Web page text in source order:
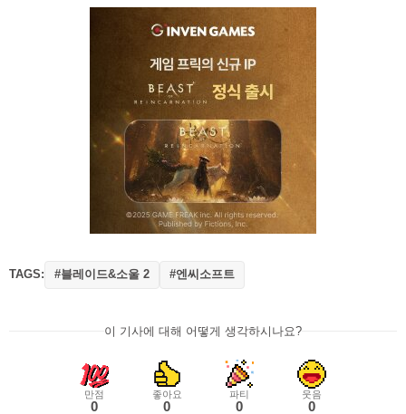
TAGS: #블레이드&소울 2 #엔씨소프트
이 기사에 대해 어떻게 생각하시나요?
만점
0
좋아요
0
파티
0
웃음
0